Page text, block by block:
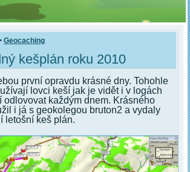
Geocaching
kešplán roku 2010
první opravdu krásné dny. Tohohle
lovci keší jak je vidět i v logách
odlovovat každým dnem. Krásného
i já s geokolegou bruton2 a vydaly
letošní keš plán.